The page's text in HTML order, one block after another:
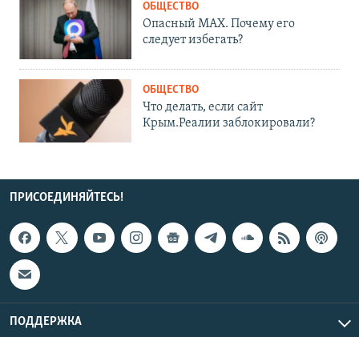
ОБЩЕСТВО
Опасный MAX. Почему его
следует избегать?
ОБЩЕСТВО
Что делать, если сайт
Крым.Реалии заблокировали?
ПРИСОЕДИНЯЙТЕСЬ!
ПОДДЕРЖКА